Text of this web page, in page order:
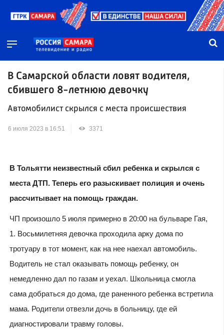
В Самарской области ловят водителя,
сбившего 8-летнюю девочку
Автомобилист скрылся с места происшествия
6 июля 2023 в 16:51 3371
В Тольятти неизвестный сбил ребенка и скрылся с
места ДТП. Теперь его разыскивает полиция и очень
рассчитывает на помощь граждан.
ЧП произошло 5 июля примерно в 20:00 на бульваре Гая,
1. Восьмилетняя девочка проходила арку дома по
тротуару в тот момент, как на нее наехал автомобиль.
Водитель не стал оказывать помощь ребенку, он
немедленно дал по газам и уехал. Школьница смогла
сама добраться до дома, где раненного ребенка встретила
мама. Родители отвезли дочь в больницу, где ей
диагностировали травму головы.